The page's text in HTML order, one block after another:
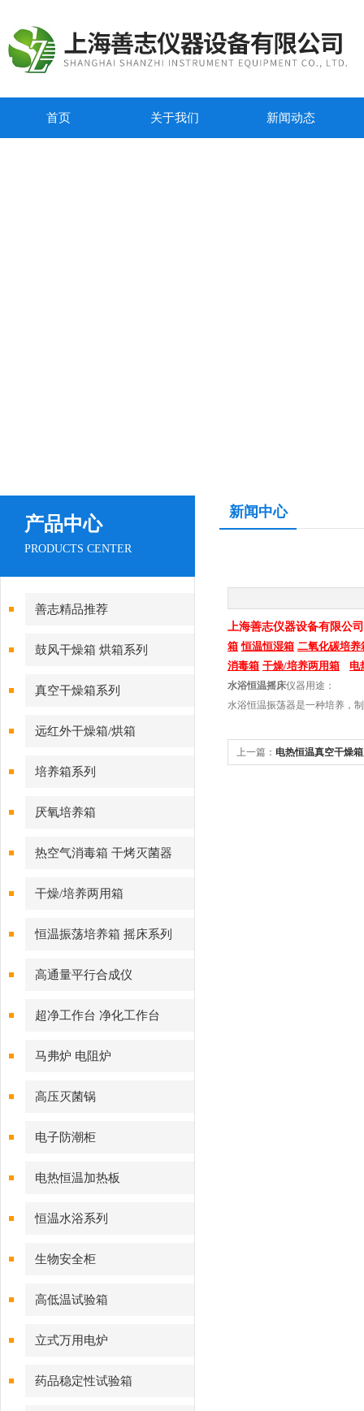
首页 关于我们 新闻动态
产品中心
PRODUCTS CENTER
善志精品推荐
鼓风干燥箱 烘箱系列
真空干燥箱系列
远红外干燥箱/烘箱
培养箱系列
厌氧培养箱
热空气消毒箱 干烤灭菌器
干燥/培养两用箱
恒温振荡培养箱 摇床系列
高通量平行合成仪
超净工作台 净化工作台
马弗炉 电阻炉
高压灭菌锅
电子防潮柜
电热恒温加热板
恒温水浴系列
生物安全柜
高低温试验箱
立式万用电炉
药品稳定性试验箱
新闻中心
上海善志仪器设备有限公
箱 恒温恒湿箱 二氧化碳培养
消毒箱 干燥/培养两用箱 电
水浴恒温摇床仪器用途：
水浴恒温振荡器是一种培养，
上一篇： 电热恒温真空干燥